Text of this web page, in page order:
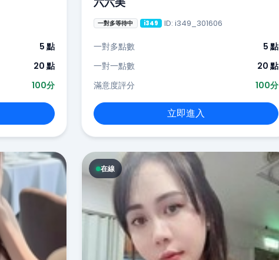
5 點
20 點
100分
一對多等待中 i349 ID: i349_301606
一對多點數
5 點
一對一點數
20 點
滿意度評分
100分
立即進入
在線